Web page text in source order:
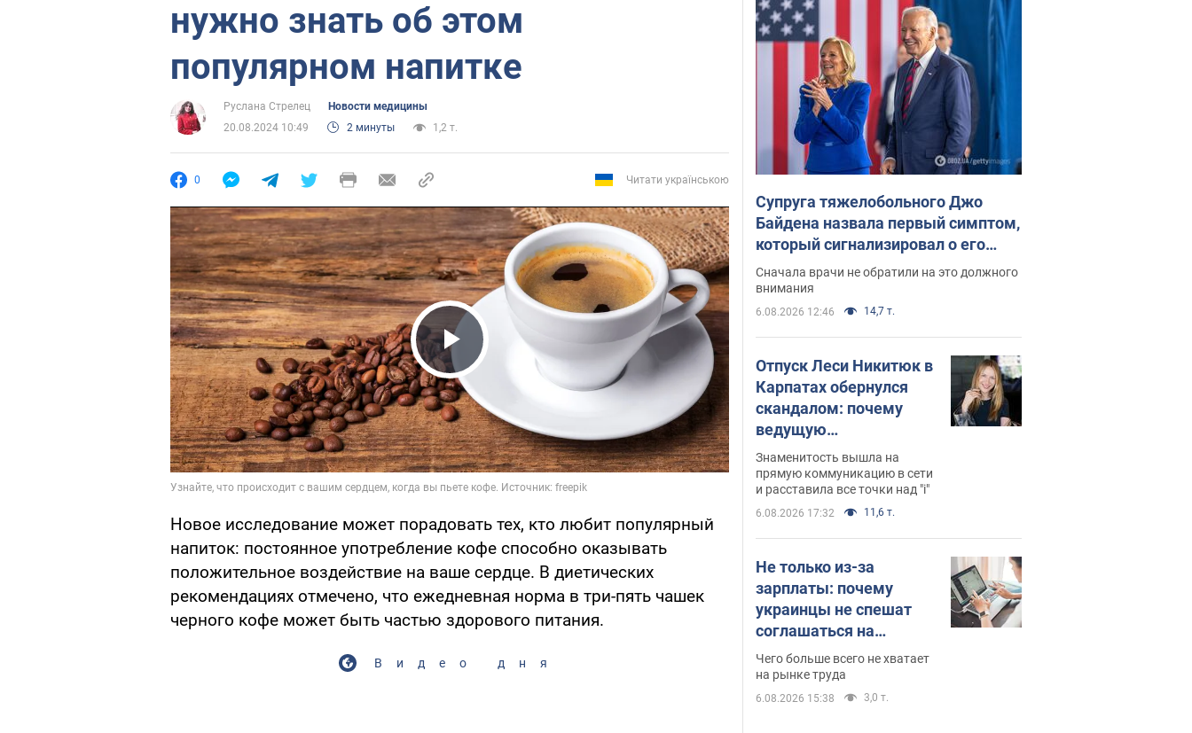
нужно знать об этом
популярном напитке
Руслана Стрелец
Новости медицины
20.08.2024 10:49
2 минуты 1,2 т.
0 Читати українською
Play Video
Новое исследование может порадовать тех, кто любит популярный
напиток: постоянное употребление кофе способно оказывать
положительное воздействие на ваше сердце. В диетических
рекомендациях отмечено, что ежедневная норма в три-пять чашек
черного кофе может быть частью здорового питания.
Видео дня
Супруга тяжелобольного Джо
Байдена назвала первый симптом,
который сигнализировал о его
"агрессивном" раке
Сначала врачи не обратили на это должного
внимания
6.08.2026 12:46 14,7 т.
Отпуск Леси Никитюк в
Карпатах обернулся
скандалом: почему
ведущую
несправедливо
захейтили
Знаменитость вышла на
прямую коммуникацию в сети
и расставила все точки над "i"
6.08.2026 17:32 11,6 т.
Не только из-за
зарплаты: почему
украинцы не спешат
соглашаться на
вакансии
Чего больше всего не хватает
на рынке труда
6.08.2026 15:38 3,0 т.